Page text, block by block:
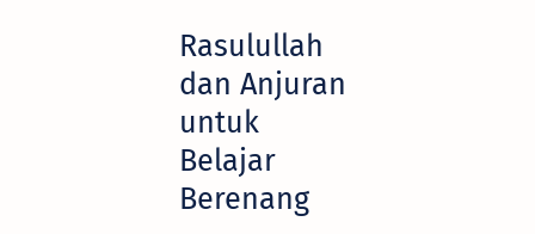
Rasulullah
dan Anjuran
untuk
Belajar
Berenang